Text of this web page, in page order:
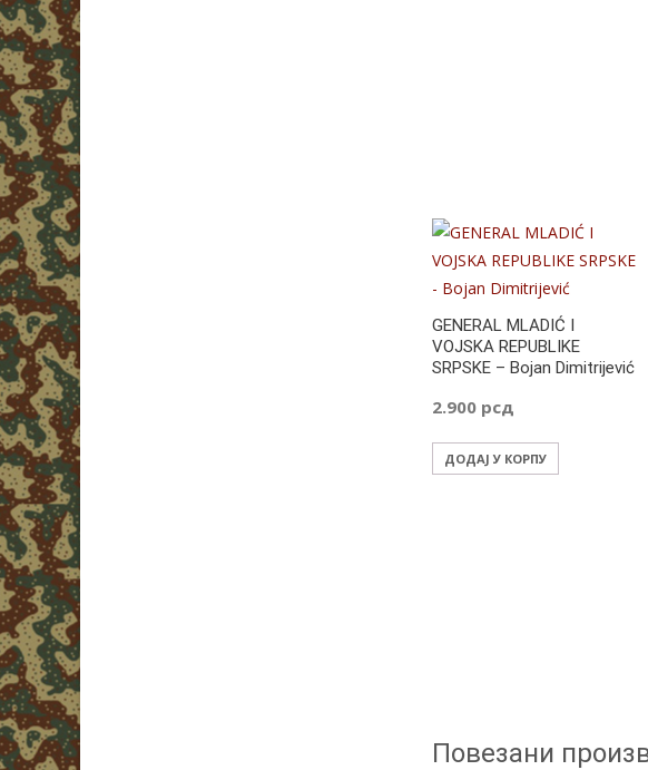
GENERAL MLADIĆ I
VOJSKA REPUBLIKE
SRPSKE – Bojan Dimitrijević
2.900 рсд
ДОДАЈ У КОРПУ
Повезани